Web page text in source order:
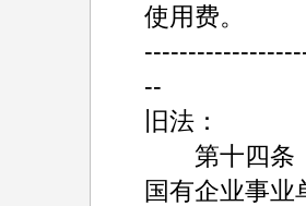
使用费。
--
旧法：
第十四条
国有企业事业